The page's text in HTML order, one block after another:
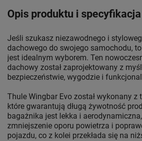
Opis produktu i specyfikacja
Jeśli szukasz niezawodnego i
dachowego do swojego samochodu,
jest idealnym wyborem. Ten
dachowy został zaprojektowany z
bezpieczeństwie, wygodzie i
Thule Wingbar Evo został wykonany z
które gwarantują długą żywotność
bagażnika jest lekka i
zmniejszenie oporu powietrza i
pojazdu, co z kolei przekłada się na